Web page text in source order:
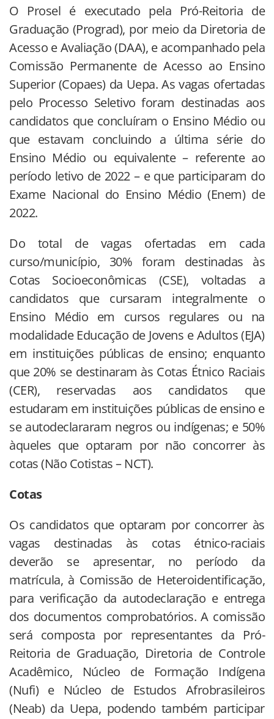
O Prosel é executado pela Pró-Reitoria de
Graduação (Prograd), por meio da Diretoria de
Acesso e Avaliação (DAA), e acompanhado pela
Comissão Permanente de Acesso ao Ensino
Superior (Copaes) da Uepa. As vagas ofertadas
pelo Processo Seletivo foram destinadas aos
candidatos que concluíram o Ensino Médio ou
que estavam concluindo a última série do
Ensino Médio ou equivalente – referente ao
período letivo de 2022 – e que participaram do
Exame Nacional do Ensino Médio (Enem) de
2022.
Do total de vagas ofertadas em cada
curso/município, 30% foram destinadas às
Cotas Socioeconômicas (CSE), voltadas a
candidatos que cursaram integralmente o
Ensino Médio em cursos regulares ou na
modalidade Educação de Jovens e Adultos (EJA)
em instituições públicas de ensino; enquanto
que 20% se destinaram às Cotas Étnico Raciais
(CER), reservadas aos candidatos que
estudaram em instituições públicas de ensino e
se autodeclararam negros ou indígenas; e 50%
àqueles que optaram por não concorrer às
cotas (Não Cotistas – NCT).
Cotas
Os candidatos que optaram por concorrer às
vagas destinadas às cotas étnico-raciais
deverão se apresentar, no período da
matrícula, à Comissão de Heteroidentificação,
para verificação da autodeclaração e entrega
dos documentos comprobatórios. A comissão
será composta por representantes da Pró-
Reitoria de Graduação, Diretoria de Controle
Acadêmico, Núcleo de Formação Indígena
(Nufi) e Núcleo de Estudos Afrobrasileiros
(Neab) da Uepa, podendo também participar